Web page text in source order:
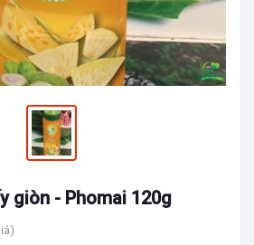
giòn - Phomai 120g